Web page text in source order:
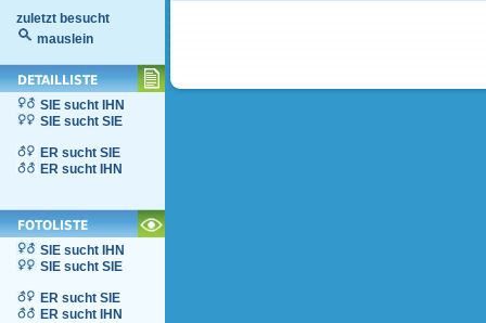
zuletzt besucht
mauslein
SIE sucht IHN
SIE sucht SIE
ER sucht SIE
ER sucht IHN
SIE sucht IHN
SIE sucht SIE
ER sucht SIE
ER sucht IHN